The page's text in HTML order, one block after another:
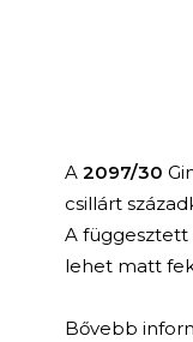
A2097/30
csillárt
A függesztett
lehet matt
Bővebb